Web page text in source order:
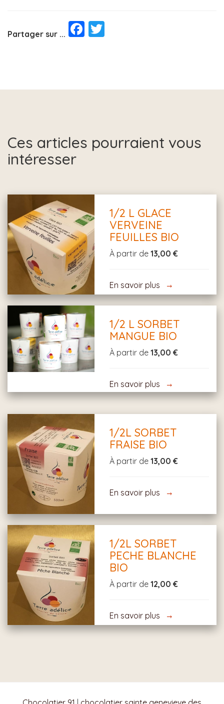
Partager sur ...
Facebook
Ces articles pourraient vous
intéresser
1/2 L GLACE
VERVEINE
FEUILLES BIO
À partir de13,00 €
En savoir plus
1/2 L SORBET
MANGUE BIO
À partir de13,00 €
En savoir plus
1/2L SORBET
FRAISE BIO
À partir de13,00 €
En savoir plus
1/2L SORBET
PECHE BLANCHE
BIO
À partir de12,00 €
En savoir plus